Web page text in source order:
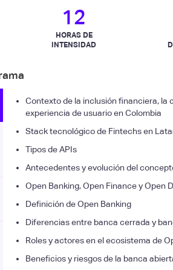
12
HORAS DE
INTENSIDAD
Contexto de la inclusión financiera, la
experiencia de usuario en Colombia
Stack tecnológico de Fintechs en
Tipos de APIs
Antecedentes y evolución del
Open Banking, Open Finance y Open
Definición de Open Banking
Diferencias entre banca cerrada y
Roles y actores en el ecosistema de
Beneficios y riesgos de la banca